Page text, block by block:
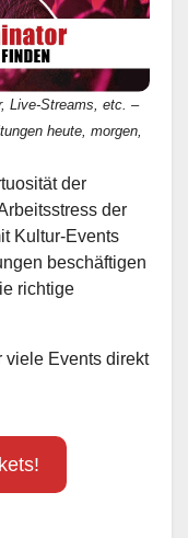
Live-Streams, etc. –
heute, morgen,
der
der
Kultur-Events
beschäftigen
richtige
viele Events direkt